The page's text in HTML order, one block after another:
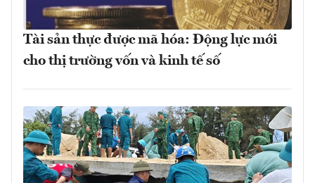
Tài sản thực được mã hóa: Động lực mới
cho thị trường vốn và kinh tế số